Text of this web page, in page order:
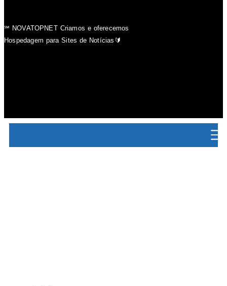
℠ NOVATOPNET Criamos e oferecemos
Hospedagem para Sites de Notícias🔰